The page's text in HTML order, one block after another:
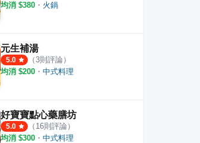
均消 $380 ・ 火鍋
元生補湯
5.0 （3則評論）
均消 $200 ・ 中式料理
好寶寶點心藥膳坊
5.0 （ 16則評論）
均消 $300 ・ 中式料理